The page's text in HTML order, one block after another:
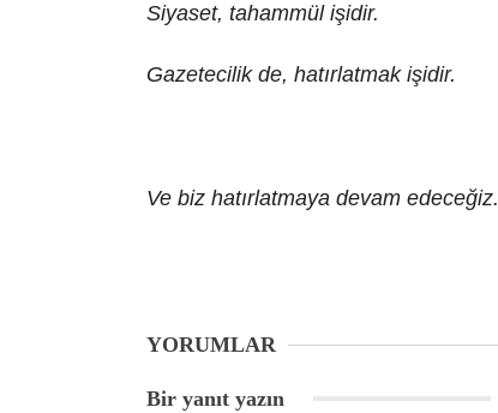
Siyaset, tahammül işidir.
Gazetecilik de, hatırlatmak işidir.
Ve biz hatırlatmaya devam edeceğiz.
YORUMLAR
Bir yanıt yazın